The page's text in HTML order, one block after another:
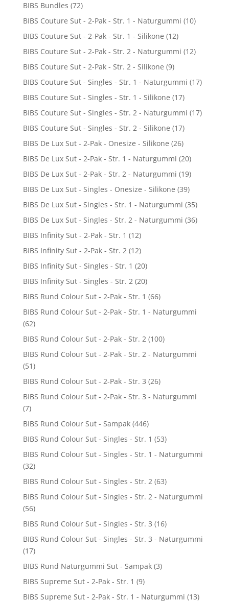
BIBS Bundles (72)
BIBS Couture Sut - 2-Pak - Str. 1 - Naturgummi (10)
BIBS Couture Sut - 2-Pak - Str. 1 - Silikone (12)
BIBS Couture Sut - 2-Pak - Str. 2 - Naturgummi (12)
BIBS Couture Sut - 2-Pak - Str. 2 - Silikone (9)
BIBS Couture Sut - Singles - Str. 1 - Naturgummi (17)
BIBS Couture Sut - Singles - Str. 1 - Silikone (17)
BIBS Couture Sut - Singles - Str. 2 - Naturgummi (17)
BIBS Couture Sut - Singles - Str. 2 - Silikone (17)
BIBS De Lux Sut - 2-Pak - Onesize - Silikone (26)
BIBS De Lux Sut - 2-Pak - Str. 1 - Naturgummi (20)
BIBS De Lux Sut - 2-Pak - Str. 2 - Naturgummi (19)
BIBS De Lux Sut - Singles - Onesize - Silikone (39)
BIBS De Lux Sut - Singles - Str. 1 - Naturgummi (35)
BIBS De Lux Sut - Singles - Str. 2 - Naturgummi (36)
BIBS Infinity Sut - 2-Pak - Str. 1 (12)
BIBS Infinity Sut - 2-Pak - Str. 2 (12)
BIBS Infinity Sut - Singles - Str. 1 (20)
BIBS Infinity Sut - Singles - Str. 2 (20)
BIBS Rund Colour Sut - 2-Pak - Str. 1 (66)
BIBS Rund Colour Sut - 2-Pak - Str. 1 - Naturgummi
(62)
BIBS Rund Colour Sut - 2-Pak - Str. 2 (100)
BIBS Rund Colour Sut - 2-Pak - Str. 2 - Naturgummi
(51)
BIBS Rund Colour Sut - 2-Pak - Str. 3 (26)
BIBS Rund Colour Sut - 2-Pak - Str. 3 - Naturgummi
(7)
BIBS Rund Colour Sut - Sampak (446)
BIBS Rund Colour Sut - Singles - Str. 1 (53)
BIBS Rund Colour Sut - Singles - Str. 1 - Naturgummi
(32)
BIBS Rund Colour Sut - Singles - Str. 2 (63)
BIBS Rund Colour Sut - Singles - Str. 2 - Naturgummi
(56)
BIBS Rund Colour Sut - Singles - Str. 3 (16)
BIBS Rund Colour Sut - Singles - Str. 3 - Naturgummi
(17)
BIBS Rund Naturgummi Sut - Sampak (3)
BIBS Supreme Sut - 2-Pak - Str. 1 (9)
BIBS Supreme Sut - 2-Pak - Str. 1 - Naturgummi (13)